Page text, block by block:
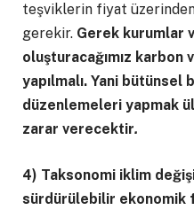
teşviklerin fiyat
gerekir. Gerek kurumlar
oluşturacağımız karbon
yapılmalı. Yani bütünsel
düzenlemeleri yapmak
zarar verecektir.
4) Taksonomi iklim
sürdürülebilir